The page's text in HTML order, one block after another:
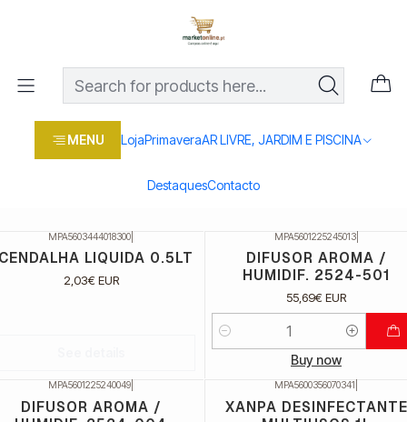
MENU LojaPrimaveraAR LIVRE, JARDIM E PISCINA
DestaquesContacto
Os melhores preços em produtos para casa, jardim e bricolage
Loja Casa e conforto DROGARIA E LIMPEZA QUIMICOS
QUIMICOS
MPA5603444018300
LIQUIDA 0.5LT
2,03€ EUR
MPA5601225245013|
DIFUSOR AROMA /
HUMIDIF. 2524-501
55,69€ EUR
Quantidade
Buy now
MPA5601225240049
DIFUSOR AROMA /
MPA5600356070341
XANPA DESINFECTANTE